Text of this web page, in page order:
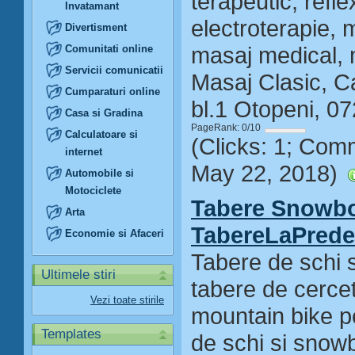
Invatamant
Divertisment
Comunitati online
Servicii comunicatii
Cumparaturi online
Casa si Gradina
Calculatoare si
internet
Automobile si
Motociclete
Arta
Economie si Afaceri
Ultimele stiri
Vezi toate stirile
Templates
electroterapie,
masaj medical,
Masaj Clasic,
bl.1 Otopeni,
PageRank: 0/10
(Clicks: 1;
May 22, 2018)
Tabere
Tabere de schi
tabere de
mountain bike
de schi si